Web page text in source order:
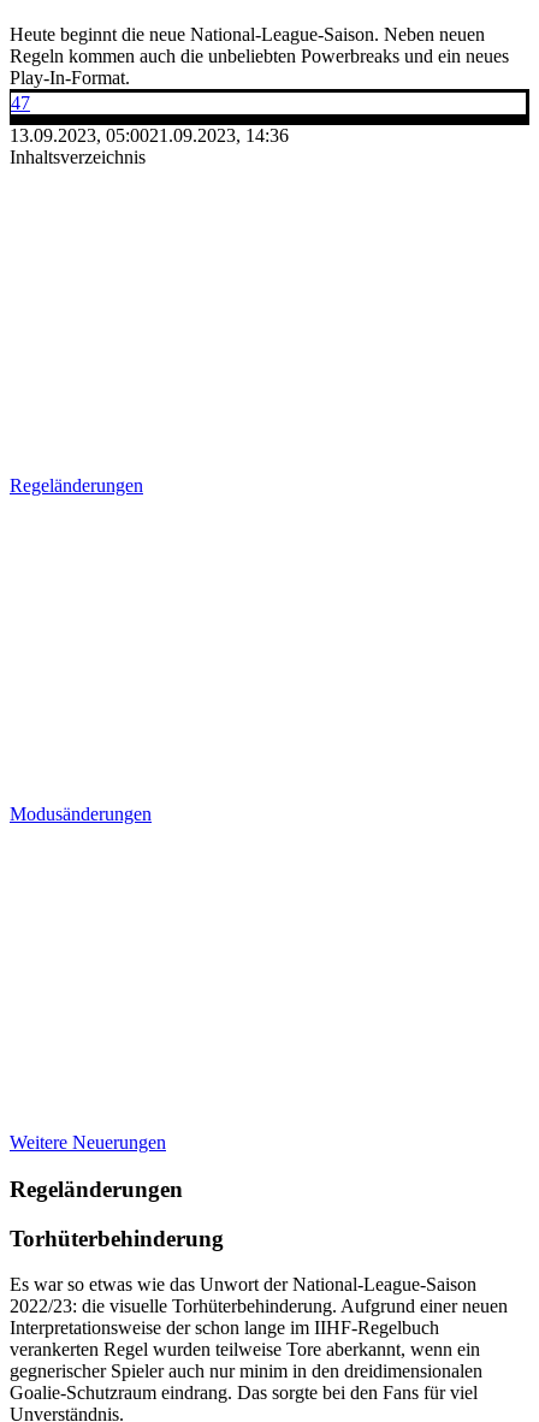
Heute beginnt die neue National-League-Saison. Neben neuen
Regeln kommen auch die unbeliebten Powerbreaks und ein neues
Play-In-Format.
47
13.09.2023, 05:0021.09.2023, 14:36
Inhaltsverzeichnis
Regeländerungen
Modusänderungen
Weitere Neuerungen
Regeländerungen
Torhüterbehinderung
Es war so etwas wie das Unwort der National-League-Saison
2022/23: die visuelle Torhüterbehinderung. Aufgrund einer neuen
Interpretationsweise der schon lange im IIHF-Regelbuch
verankerten Regel wurden teilweise Tore aberkannt, wenn ein
gegnerischer Spieler auch nur minim in den dreidimensionalen
Goalie-Schutzraum eindrang. Das sorgte bei den Fans für viel
Unverständnis.